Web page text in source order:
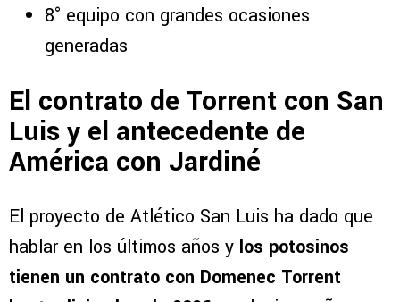
8° equipo con grandes ocasiones
generadas
El contrato de Torrent con San
Luis y el antecedente de
América con Jardiné
El proyecto de Atlético San Luis ha dado que
hablar en los últimos años y los potosinos
tienen un contrato con Domenec Torrent